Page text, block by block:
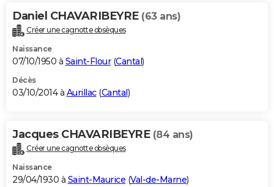
Daniel CHAVARIBEYRE (63 ans)
Créer une cagnotte obsèques
Naissance
07/10/1950 à Saint-Flour(Cantal)
Décès
03/10/2014 à Aurillac(Cantal)
Jacques CHAVARIBEYRE (84 ans)
Créer une cagnotte obsèques
Naissance
29/04/1930 à Saint-Maurice (Val-de-Marne)